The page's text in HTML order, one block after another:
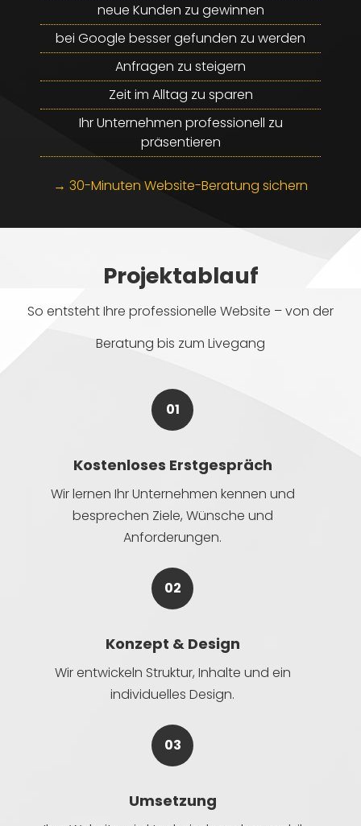
neue Kunden zu gewinnen
bei Google besser gefunden zu werden
Anfragen zu steigern
Zeit im Alltag zu sparen
Ihr Unternehmen professionell zu
präsentieren
→ 30-Minuten Website-Beratung sichern
Projektablauf
So entsteht Ihre professionelle Website – von der
Beratung bis zum Livegang
01
Kostenloses Erstgespräch
Wir lernen Ihr Unternehmen kennen und
besprechen Ziele, Wünsche und
Anforderungen.
02
Konzept & Design
Wir entwickeln Struktur, Inhalte und ein
individuelles Design.
03
Umsetzung